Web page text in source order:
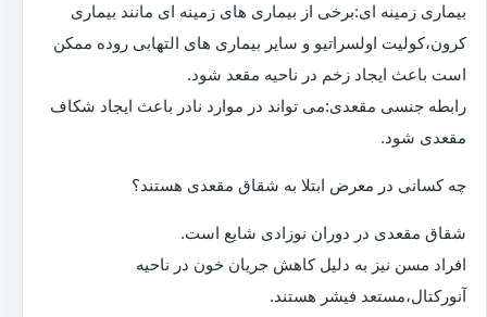
بیماری زمینه ای:برخی از بیماری های زمینه ای مانند بیماری
کرون،کولیت اولسراتیو و سایر بیماری های التهابی روده ممکن
است باعث ایجاد زخم در ناحیه مقعد شود.
رابطه جنسی مقعدی:می تواند در موارد نادر باعث ایجاد شکاف
مقعدی شود.
چه کسانی در معرض ابتلا به شقاق مقعدی هستند؟
شقاق مقعدی در دوران نوزادی شایع است.
افراد مسن نیز به دلیل کاهش جریان خون در ناحیه
آنورکتال،مستعد فیشر هستند.